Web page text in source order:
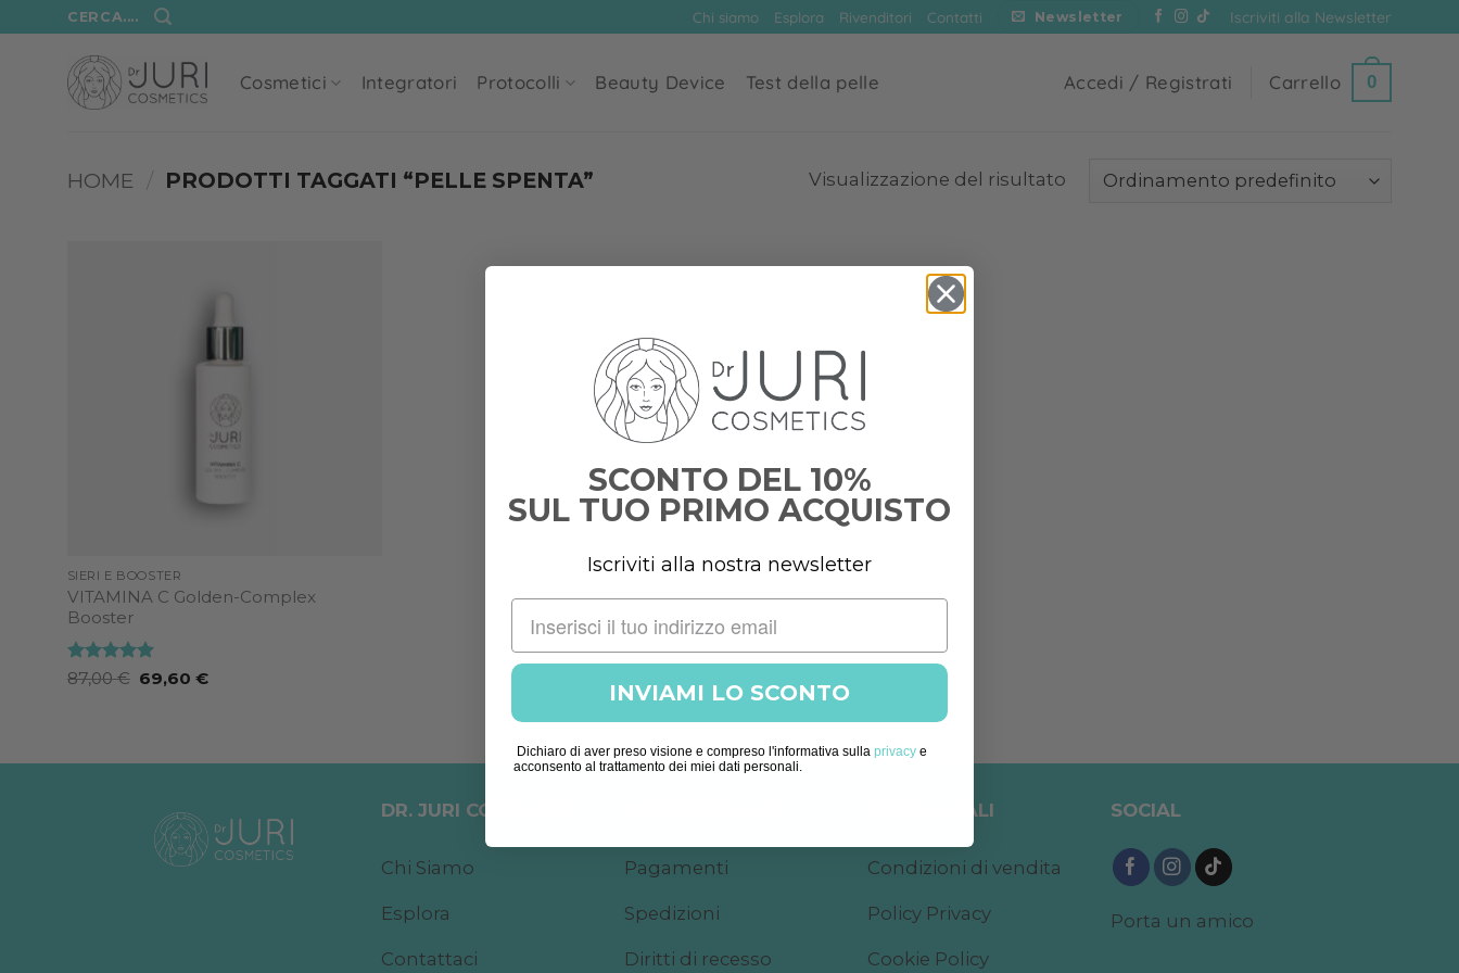
contenuti
CERCA.... Chi siamo Esplora Rivenditori Contatti Newsletter Iscriviti alla Newsletter
Cosmetici Integratori Protocolli Beauty Device Test della pelle Accedi / Registrati Carrello 0
HOME / PRODOTTI TAGGATI “PELLE SPENTA” Visualizzazione del risultato
SIERI E BOOSTER
VITAMINA C Golden-Complex
Booster
Valutato 5
87,00€ Il
69,60€Il
DR. JURI COSMETICS
Chi Siamo
Esplora
Contattaci
Pagamenti
Spedizioni
Diritti di recesso
NOTE LEGALI
Condizioni di vendita
Policy Privacy
Cookie Policy
SOCIAL
Porta un amico
SCONTO DEL 10%
SUL TUO PRIMO ACQUISTO
Iscriviti alla nostra newsletter
INVIAMI LO SCONTO
Dichiaro di aver preso visione e compreso l'informativa sulla privacy e
acconsento al trattamento dei miei dati personali.